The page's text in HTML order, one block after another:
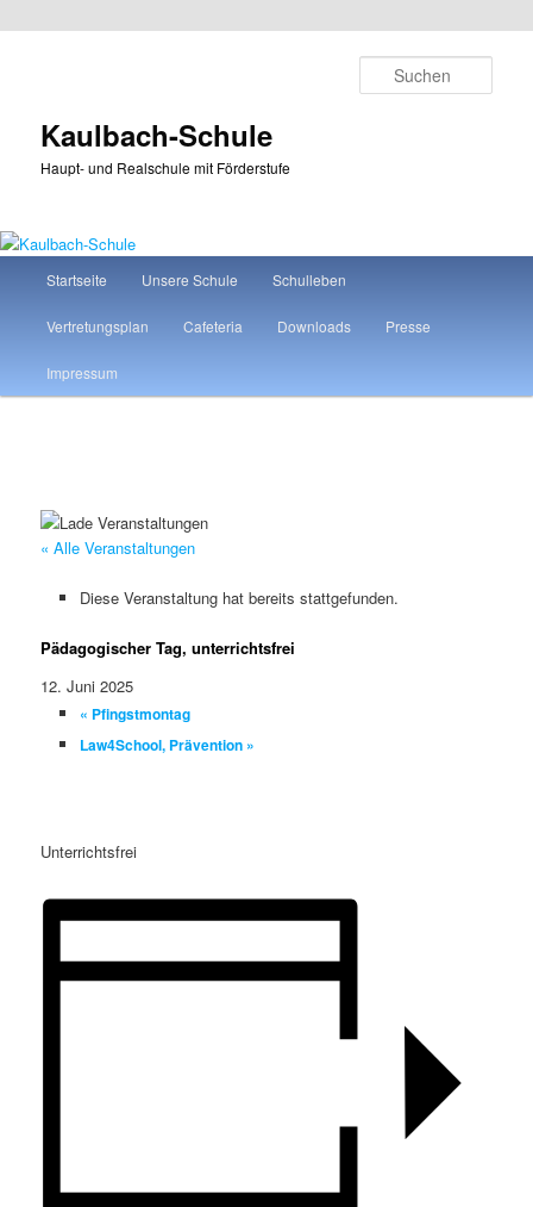
Kaulbach-Schule
Haupt- und Realschule mit Förderstufe
Startseite Unsere Schule Schulleben
Vertretungsplan Cafeteria Downloads Presse
Impressum
« Alle Veranstaltungen
Diese Veranstaltung hat bereits stattgefunden.
Pädagogischer Tag, unterrichtsfrei
12. Juni 2025
« Pfingstmontag
Law4School, Prävention »
Unterrichtsfrei